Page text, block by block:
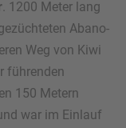
. 1200 Meter lang
Abano-
Weg von Kiwi
führenden
150 Metern
war im Einlauf